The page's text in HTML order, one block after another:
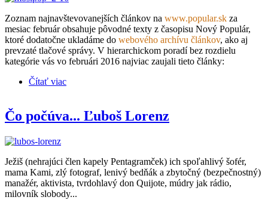
Zoznam najnavštevovanejších článkov na www.popular.sk za
mesiac február obsahuje pôvodné texty z časopisu Nový Populár,
ktoré dodatočne ukladáme do webového archívu článkov, ako aj
prevzaté tlačové správy. V hierarchickom poradí bez rozdielu
kategórie vás vo februári 2016 najviac zaujali tieto články:
Čítať viac
Čo počúva... Ľuboš Lorenz
Ježiš (nehrajúci člen kapely Pentagramček) ich spoľahlivý šofér,
mama Kami, zlý fotograf, lenivý bedňák a zbytočný (bezpečnostný)
manažér, aktivista, tvrdohlavý don Quijote, múdry jak rádio,
milovník slobody...